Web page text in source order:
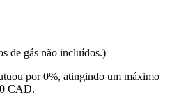
de gás não incluídos.)
por 0%, atingindo um máximo
CAD.